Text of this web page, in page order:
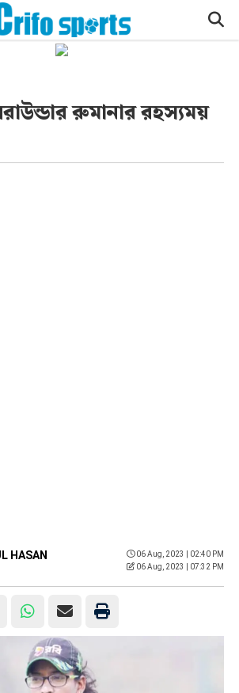
রুমানার রহস্যময়
HASAN
06 Aug, 2023 | 02:40 PM
06 Aug, 2023 | 07:32 PM